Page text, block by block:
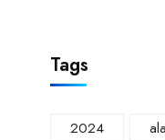
Tags
2024